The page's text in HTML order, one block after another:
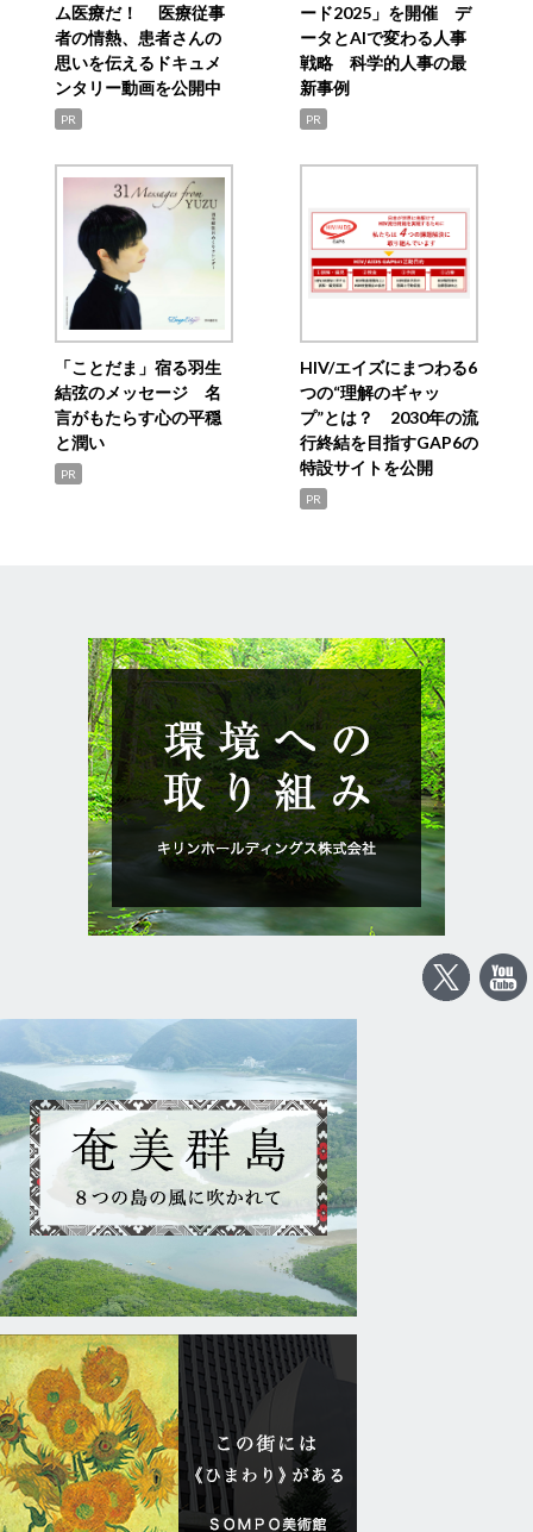
ム医療だ！ 医療従事
者の情熱、患者さんの
思いを伝えるドキュメ
ンタリー動画を公開中
PR
ード2025」を開催 デ
ータとAIで変わる人事
戦略 科学的人事の最
新事例
PR
「ことだま」宿る羽生
結弦のメッセージ 名
言がもたらす心の平穏
と潤い
PR
HIV/エイズにまつわる6
つの“理解のギャッ
プ”とは？ 2030年の流
行終結を目指すGAP6の
特設サイトを公開
PR